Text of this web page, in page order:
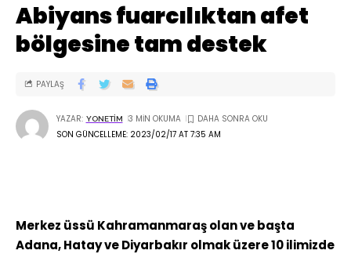
Abiyans fuarcılıktan afet
bölgesine tam destek
SON GÜNCELLEME: 2023/02/17 AT 7:35 AM
YAZAR: YONETIM 3 MIN OKUMA
PAYLAŞ
Merkez üssü Kahramanmaraş olan ve başta
Adana, Hatay ve Diyarbakır olmak üzere 10 ilimizde